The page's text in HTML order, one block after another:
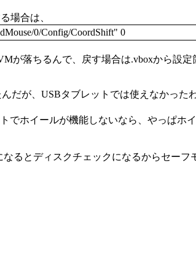
場合は、
0/Config/CoordShift" 0
が落ちるんで、戻す場合は.vboxから設定
だが、USBタブレットでは使えなかった
ホイールが機能しないなら、やっぱホ
るとディスクチェックになるからセーフ